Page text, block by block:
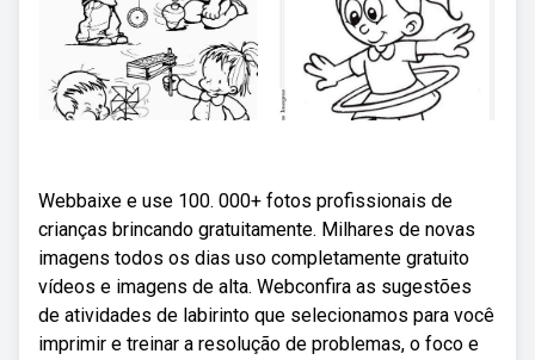
Webbaixe e use 100. 000+ fotos profissionais de
crianças brincando gratuitamente. Milhares de novas
imagens todos os dias uso completamente gratuito
vídeos e imagens de alta. Webconfira as sugestões
de atividades de labirinto que selecionamos para você
imprimir e treinar a resolução de problemas, o foco e